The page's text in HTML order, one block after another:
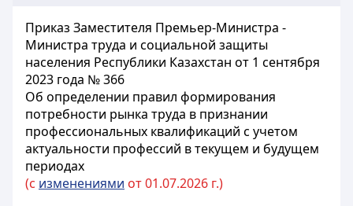
Приказ Заместителя Премьер-Министра -
Министра труда и социальной защиты
населения Республики Казахстан от 1 сентября
2023 года № 366
Об определении правил формирования
потребности рынка труда в признании
профессиональных квалификаций с учетом
актуальности профессий в текущем и будущем
периодах
(с изменениями от 01.07.2026 г.)